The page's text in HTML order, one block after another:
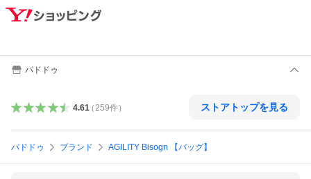
パドドゥ
4.61（ 259件） ストアトップを見る
パドドゥ ブランド AGILITY Bisogn 【バッグ】